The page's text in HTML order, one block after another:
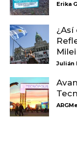
Erika
Julián